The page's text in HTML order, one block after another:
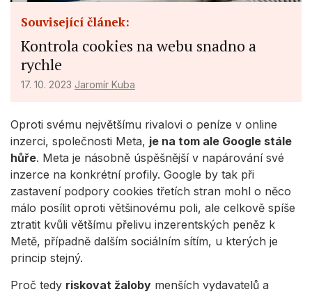
Související článek:
Kontrola cookies na webu snadno a
rychle
17. 10. 2023 Jaromír Kuba
Oproti svému největšímu rivalovi o peníze v online
inzerci, společnosti Meta, je na tom ale Google stále
hůře. Meta je násobně úspěšnější v napárování své
inzerce na konkrétní profily. Google by tak při
zastavení podpory cookies třetích stran mohl o něco
málo posílit oproti většinovému poli, ale celkově spíše
ztratit kvůli většímu přelivu inzerentských peněz k
Metě, případně dalším sociálním sítím, u kterých je
princip stejný.
Proč tedy riskovat žaloby menších vydavatelů a